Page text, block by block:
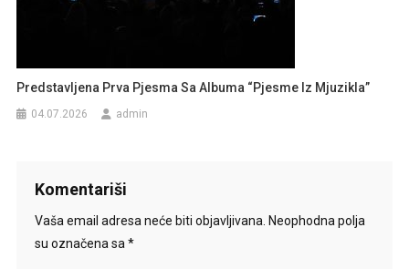
Predstavljena Prva Pjesma Sa Albuma “Pjesme Iz Mjuzikla”
04.07.2026 admin
Komentariši
Vaša email adresa neće biti objavljivana. Neophodna polja
su označena sa*